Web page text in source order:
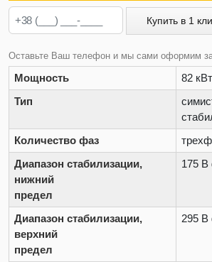
Купить в 1
Оставьте Ваш телефон и мы сами оформим
Мощность
82 кВт
Тип
Количество фаз
Диапазон стабилизации,
нижний
предел
175
Диапазон стабилизации,
верхний
предел
295